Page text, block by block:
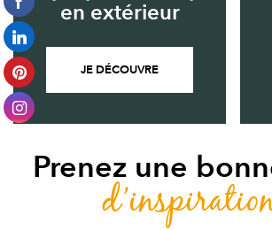
en extérieur
JE DÉCOUVRE
Prenez une